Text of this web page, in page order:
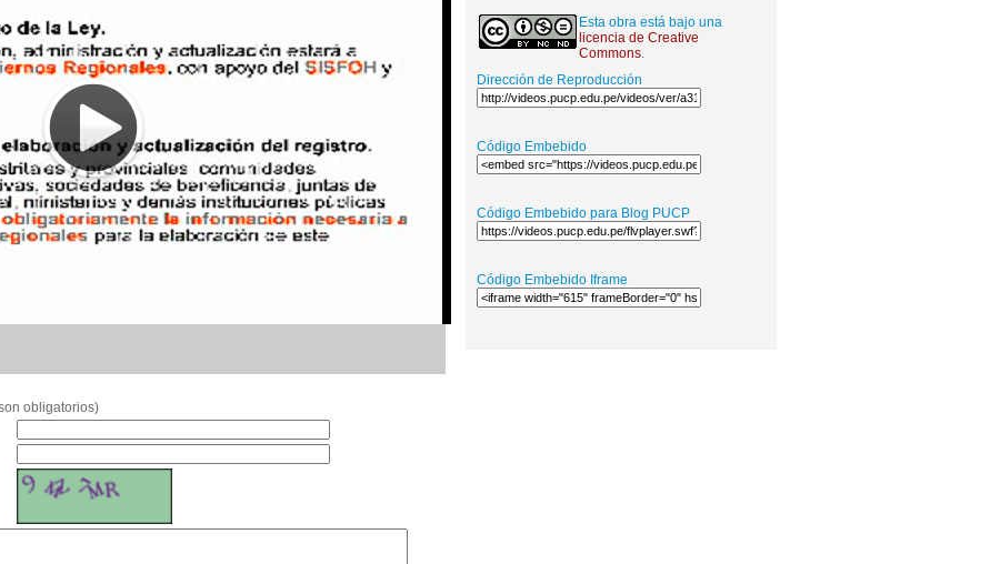
Esta obra está bajo una
licencia de Creative
Commons.
Dirección de Reproducción
Código Embebido
Código Embebido para Blog PUCP
Código Embebido Iframe
obligatorios)